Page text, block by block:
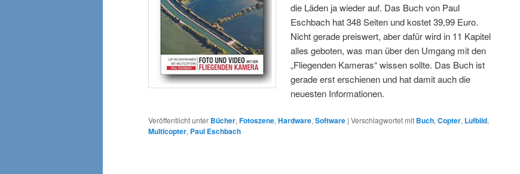
die Läden ja wieder auf. Das Buch von Paul
Eschbach hat 348 Seiten und kostet 39,99 Euro.
Nicht gerade preiswert, aber dafür wird in 11 Kapitel
alles geboten, was man über den Umgang mit den
„Fliegenden Kameras“ wissen sollte. Das Buch ist
gerade erst erschienen und hat damit auch die
neuesten Informationen.
Veröffentlicht unter Bücher, Fotoszene, Hardware, Software | Verschlagwortet mit Buch, Copter, Lufbild,
Multicopter, Paul Eschbach